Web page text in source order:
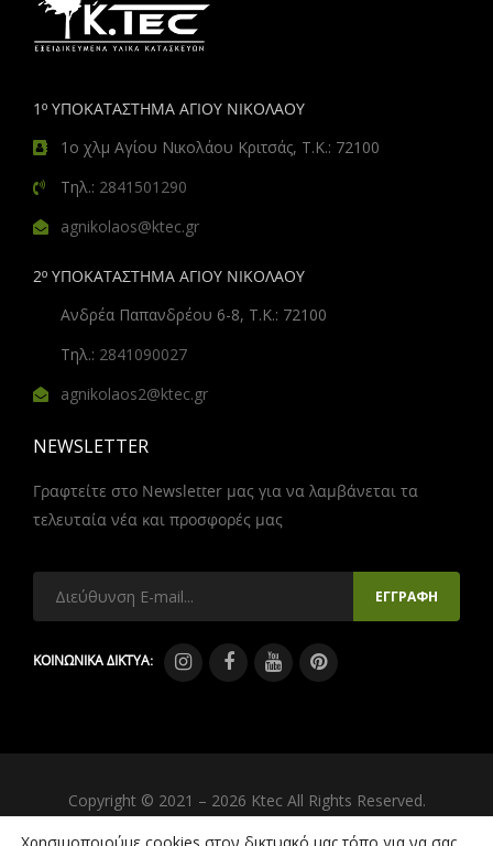
1º ΥΠΟΚΑΤΑΣΤΗΜΑ ΑΓΙΟΥ ΝΙΚΟΛΑΟΥ
1ο χλμ Αγίου Νικολάου Κριτσάς, Τ.Κ.: 72100
Τηλ.: 2841501290
agnikolaos@ktec.gr
2º ΥΠΟΚΑΤΑΣΤΗΜΑ ΑΓΙΟΥ ΝΙΚΟΛΑΟΥ
Ανδρέα Παπανδρέου 6-8, Τ.Κ.: 72100
Τηλ.: 2841090027
agnikolaos2@ktec.gr
NEWSLETTER
Γραφτείτε στο Newsletter μας για να λαμβάνεται τα
τελευταία νέα και προσφορές μας
ΚΟΙΝΩΝΙΚΑ ΔΙΚΤΥΑ:
Copyright © 2021 – 2026 Ktec All Rights Reserved.
Created byiWorx